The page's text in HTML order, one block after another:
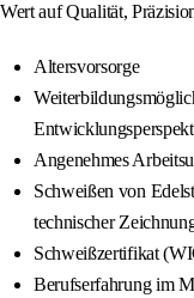
Wert auf Qualität,
Altersvorsorge
Angenehmes
Schweißen von
technischer
Schweißzertifikat
Berufserfahrung im